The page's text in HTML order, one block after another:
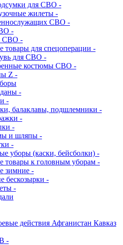
для СВО -
жилеты -
СВО -
-
СВО -
товары для спецоперации -
для СВО -
костюмы СВО -
Z -
-
-
балаклавы, подшлемники -
-
-
и шляпы -
-
уборы (каски, бейсболки) -
товары к головным уборам -
зимние -
бескозырки -
-
действия Афганистан Кавказ
-